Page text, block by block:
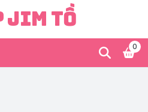
Jim Tồ
0